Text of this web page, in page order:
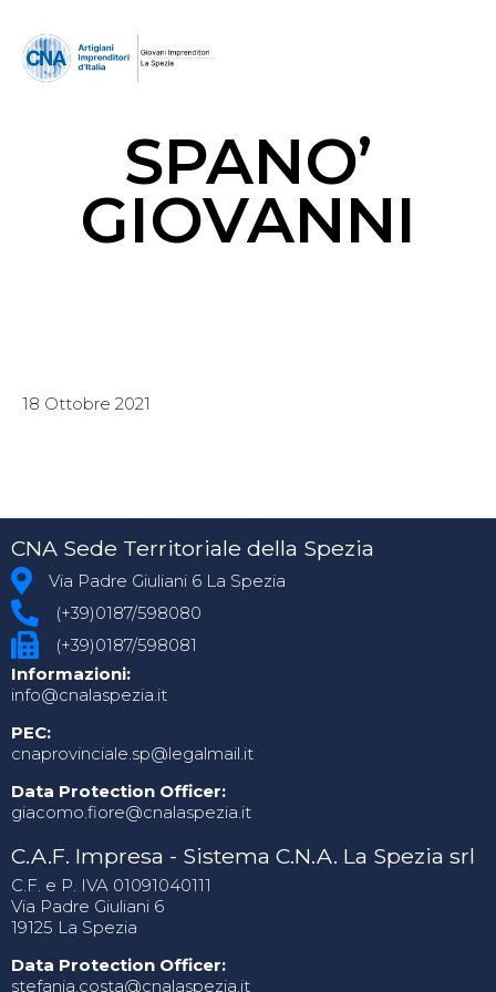
SPANO’
GIOVANNI
18 Ottobre 2021
CNA Sede Territoriale della Spezia
Via Padre Giuliani 6 La Spezia
(+39)0187/598080
(+39)0187/598081
Informazioni:
info@cnalaspezia.it
PEC:
cnaprovinciale.sp@legalmail.it
Data Protection Officer:
giacomo.fiore@cnalaspezia.it
C.A.F. Impresa - Sistema C.N.A. La Spezia srl
C.F. e P. IVA 01091040111
Via Padre Giuliani 6
19125 La Spezia
Data Protection Officer:
stefania.costa@cnalaspezia.it